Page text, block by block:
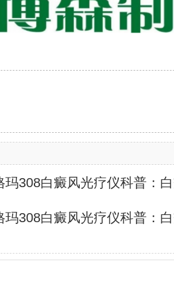
玛308白癜风光疗仪科普：
玛308白癜风光疗仪科普：